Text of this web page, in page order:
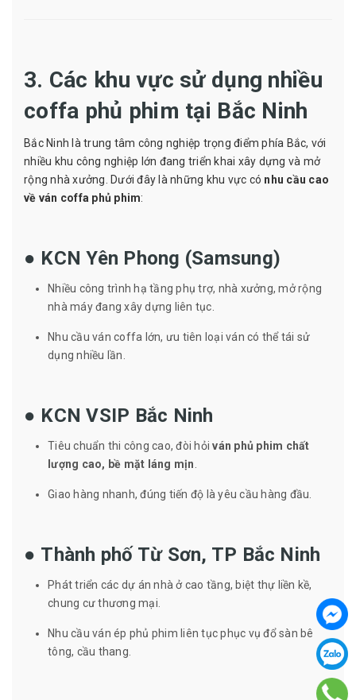
3. Các khu vực sử dụng nhiều
coffa phủ phim tại Bắc Ninh
Bắc Ninh là trung tâm công nghiệp trọng điểm phía Bắc, với
nhiều khu công nghiệp lớn đang triển khai xây dựng và mở
rộng nhà xưởng. Dưới đây là những khu vực có nhu cầu cao
về ván coffa phủ phim:
● KCN Yên Phong (Samsung)
Nhiều công trình hạ tầng phụ trợ, nhà xưởng, mở rộng
nhà máy đang xây dựng liên tục.
Nhu cầu ván coffa lớn, ưu tiên loại ván có thể tái sử
dụng nhiều lần.
● KCN VSIP Bắc Ninh
Tiêu chuẩn thi công cao, đòi hỏiván phủ phim chất
lượng cao, bề mặt láng mịn
Giao hàng nhanh, đúng tiến độ là yêu cầu hàng đầu.
● Thành phố Từ Sơn, TP Bắc Ninh
Phát triển các dự án nhà ở cao tầng, biệt thự liền kề,
chung cư thương mại.
Nhu cầu ván ép phủ phim liên tục phục vụ đổ sàn bê
tông, cầu thang.